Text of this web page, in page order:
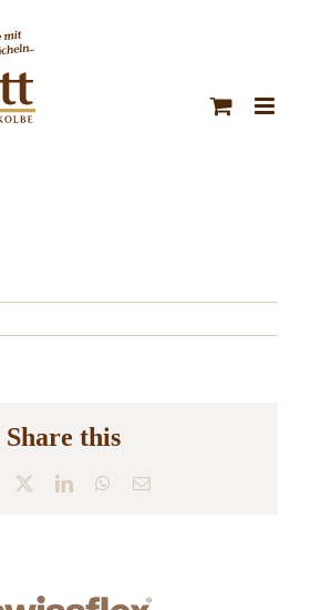
Share this
Facebook LinkedInWhatsApp
E-